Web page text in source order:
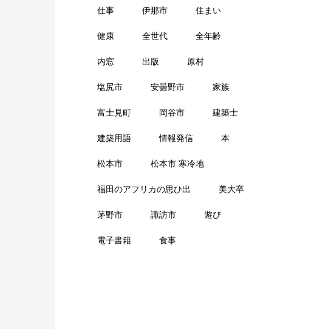
仕事 伊那市 住まい
健康 全世代 全年齢
内窓 出版 原村
塩尻市 安曇野市 家族
富士見町 岡谷市 建築士
建築用語 情報発信 本
松本市 松本市 寒冷地
福田のアフリカの思ひ出 美大卒
茅野市 諏訪市 遊び
電子書籍 食事